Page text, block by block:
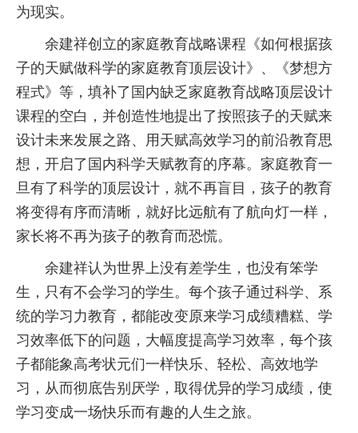
为现实。
余建祥创立的家庭教育战略课程《如何根据孩
子的天赋做科学的家庭教育顶层设计》、《梦想方
程式》等，填补了国内缺乏家庭教育战略顶层设计
课程的空白，并创造性地提出了按照孩子的天赋来
设计未来发展之路、用天赋高效学习的前沿教育思
想，开启了国内科学天赋教育的序幕。家庭教育一
旦有了科学的顶层设计，就不再盲目，孩子的教育
将变得有序而清晰，就好比远航有了航向灯一样，
家长将不再为孩子的教育而恐慌。
余建祥认为世界上没有差学生，也没有笨学
生，只有不会学习的学生。每个孩子通过科学、系
统的学习力教育，都能改变原来学习成绩糟糕、学
习效率低下的问题，大幅度提高学习效率，每个孩
子都能象高考状元们一样快乐、轻松、高效地学
习，从而彻底告别厌学，取得优异的学习成绩，使
学习变成一场快乐而有趣的人生之旅。